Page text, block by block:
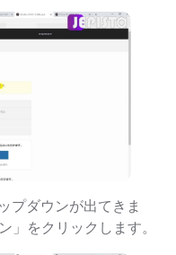
プダウンが出てきま
」をクリックします。